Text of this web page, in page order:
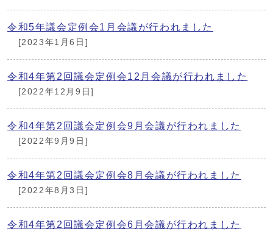
令和5年議会定例会1月会議が行われました
[2023年1月6日]
令和4年第2回議会定例会12月会議が行われました
[2022年12月9日]
令和4年第2回議会定例会9月会議が行われました
[2022年9月9日]
令和4年第2回議会定例会8月会議が行われました
[2022年8月3日]
令和4年第2回議会定例会6月会議が行われました